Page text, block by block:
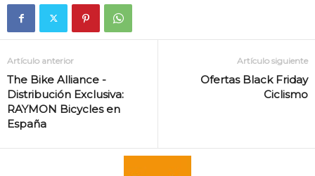
Artículo anterior
The Bike Alliance -
Distribución Exclusiva:
RAYMON Bicycles en
España
Artículo siguiente
Ofertas Black Friday
Ciclismo